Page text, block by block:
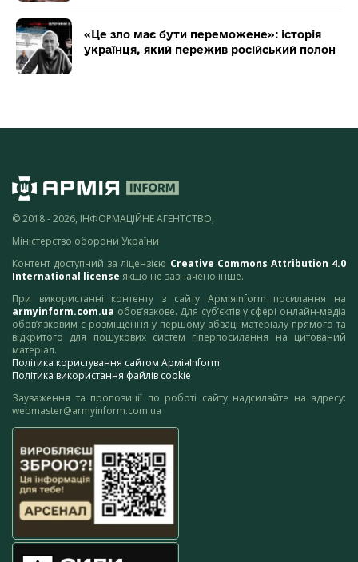
«Це зло має бути переможене»: історія
українця, який пережив російський полон
© 2018 - 2026, ІНФОРМАЦІЙНЕ АГЕНТСТВО,
Міністерство оборони України
Контент доступний за ліцензією Creative Commons Attribution 4.0
International license якщо не зазначено інше.
При використанні контенту з сайту АрміяInform посилання на
armyinform.com.ua обов’язкове. Для суб’єктів у сфері онлайн-медіа
обов’язковим є розміщення у першому абзаці матеріалу прямого та
відкритого для пошукових систем гіперпосилання на цитований
матеріал.
Політика користування сайтом АрміяInform
Політика використання файлів cookie
Зауваження та пропозиції по роботі сайту надсилайте на адресу:
webmaster@armyinform.com.ua